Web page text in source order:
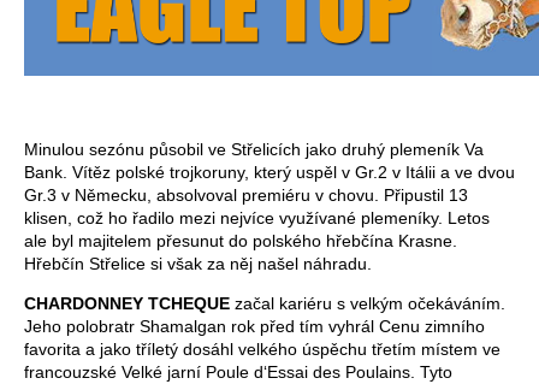
Minulou sezónu působil ve Střelicích jako druhý plemeník Va
Bank. Vítěz polské trojkoruny, který uspěl v Gr.2 v Itálii a ve dvou
Gr.3 v Německu, absolvoval premiéru v chovu. Připustil 13
klisen, což ho řadilo mezi nejvíce využívané plemeníky. Letos
ale byl majitelem přesunut do polského hřebčína Krasne.
Hřebčín Střelice si však za něj našel náhradu.
CHARDONNEY TCHEQUE začal kariéru s velkým očekáváním.
Jeho polobratr Shamalgan rok před tím vyhrál Cenu zimního
favorita a jako tříletý dosáhl velkého úspěchu třetím místem ve
francouzské Velké jarní Poule d‘Essai des Poulains. Tyto